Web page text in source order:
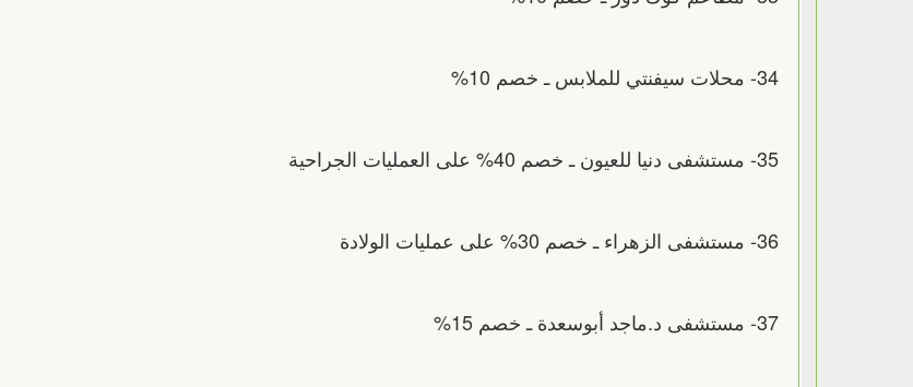
34- محلات سيفنتي للملابس ـ خصم 10%
35- مستشفى دنيا للعيون ـ خصم 40% على العمليات الجراحية
36- مستشفى الزهراء ـ خصم 30% على عمليات الولادة
37- مستشفى د.ماجد أبوسعدة ـ خصم 15%